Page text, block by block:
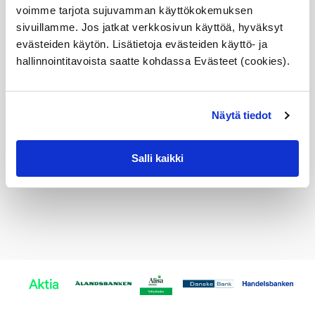
voimme tarjota sujuvamman käyttökokemuksen
sivuillamme. Jos jatkat verkkosivun käyttöä, hyväksyt
evästeiden käytön. Lisätietoja evästeiden käyttö- ja
hallinnointitavoista saatte kohdassa Evästeet (cookies).
Näytä tiedot
Salli kaikki
OE
määrä
Sopii seuraaviin automalleihin